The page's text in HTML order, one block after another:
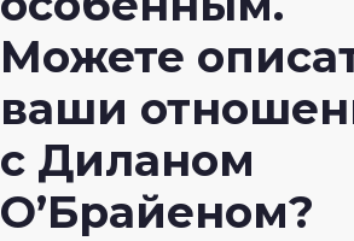
Можете
ваши
с Диланом
О’Брайеном?